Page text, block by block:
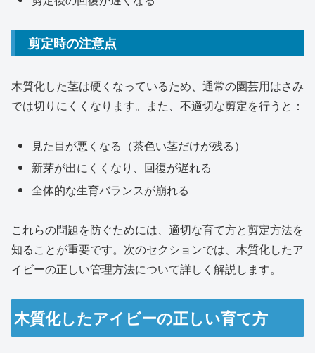
剪定時の注意点
木質化した茎は硬くなっているため、通常の園芸用はさみ
では切りにくくなります。また、不適切な剪定を行うと：
見た目が悪くなる（茶色い茎だけが残る）
新芽が出にくくなり、回復が遅れる
全体的な生育バランスが崩れる
これらの問題を防ぐためには、適切な育て方と剪定方法を
知ることが重要です。次のセクションでは、木質化したア
イビーの正しい管理方法について詳しく解説します。
木質化したアイビーの正しい育て方